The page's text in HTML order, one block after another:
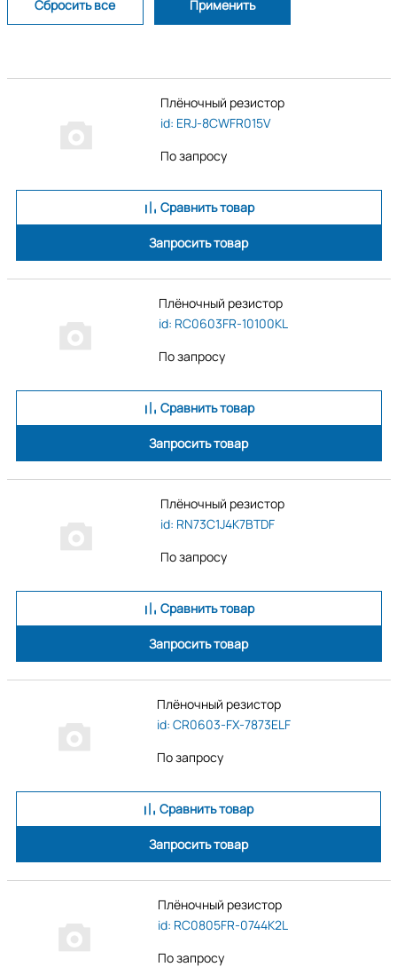
Ohmite
TE Connectivity
TT electronics
Uniroyal elec
Welwyn
Yageo
Плёночный резистор
id: ERJ-8CWFR015V
По запросу
Сравнить товар
Запросить товар
Плёночный резистор
id: RC0603FR-10100KL
По запросу
Сравнить товар
Запросить товар
Плёночный резистор
id: RN73C1J4K7BTDF
По запросу
Сравнить товар
Запросить товар
Плёночный резистор
id: CR0603-FX-7873ELF
По запросу
Сравнить товар
Запросить товар
Плёночный резистор
id: RC0805FR-0744K2L
По запросу